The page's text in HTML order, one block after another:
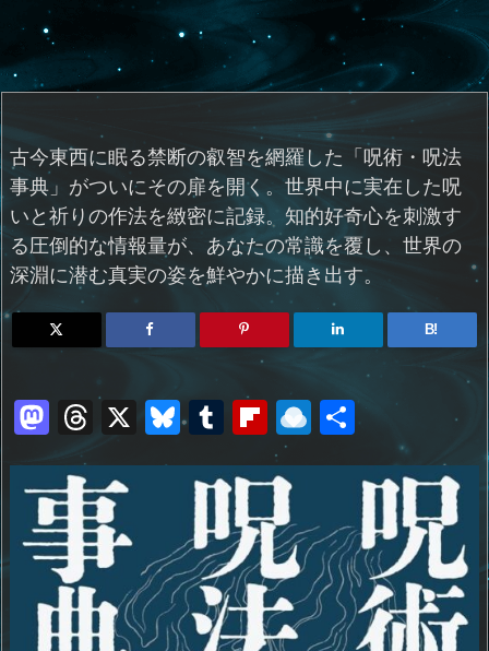
古今東西に眠る禁断の叡智を網羅した「呪術・呪法
事典」がついにその扉を開く。世界中に実在した呪
いと祈りの作法を緻密に記録。知的好奇心を刺激す
る圧倒的な情報量が、あなたの常識を覆し、世界の
深淵に潜む真実の姿を鮮やかに描き出す。
B!
M
st
o
d
o
n
T
re
a
d
s
X Bl
e
sk
y
T
m
bl
r
Fl
ip
b
o
ar
d
R
d
ro
p.
io
共